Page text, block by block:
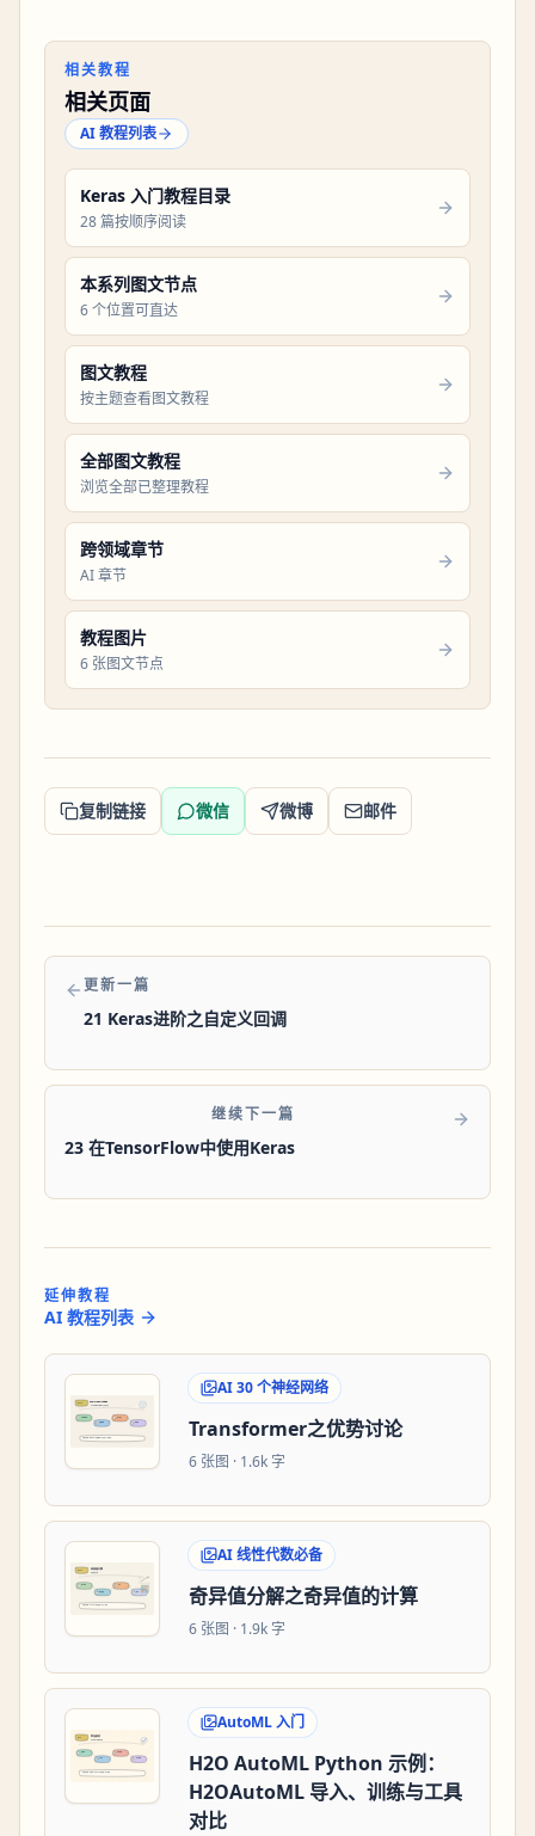
相关教程
相关页面
AI 教程列表
Keras 入门教程目录
28 篇按顺序阅读
本系列图文节点
6 个位置可直达
图文教程
按主题查看图文教程
全部图文教程
浏览全部已整理教程
跨领域章节
AI 章节
教程图片
6 张图文节点
复制链接 微信 微博 邮件
更新一篇
21 Keras进阶之自定义回调
继续下一篇
23 在TensorFlow中使用Keras
延伸教程
AI 教程列表
AI 30 个神经网络
Transformer之优势讨论
6 张图 · 1.6k 字
AI 线性代数必备
奇异值分解之奇异值的计算
6 张图 · 1.9k 字
AutoML 入门
H2O AutoML Python 示例：
H2OAutoML 导入、训练与工具
对比